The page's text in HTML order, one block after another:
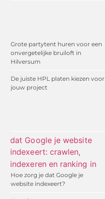
Grote partytent huren voor een
onvergetelijke bruiloft in
Hilversum
De juiste HPL platen kiezen voor
jouw project
Hoe zorg je dat Google je
website indexeert?